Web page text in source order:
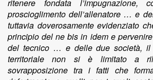
ritenere fondata l’impugnazione,
proscioglimento dell’allenatore … e
tuttavia doverosamente evidenziato
principio del ne bis in idem e
del tecnico … e delle due società, il
territoriale non si è limitato a
sovrapposizione tra i fatti che